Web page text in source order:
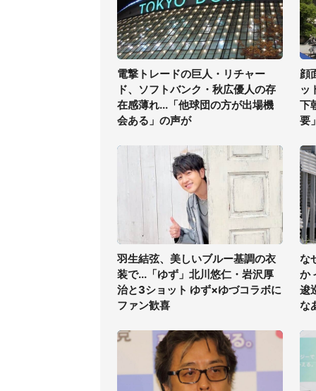
電撃トレードの巨人・リチャー
ド、ソフトバンク・秋広優人の存
在感薄れ...「他球団の方が出場機
会ある」の声が
顔
ッ
下
要
羽生結弦、美しいブルー基調の衣
装で...「ゆず」北川悠仁・岩沢厚
治と3ショット ゆず×ゆづコラボに
ファン歓喜
な
か
逡
な